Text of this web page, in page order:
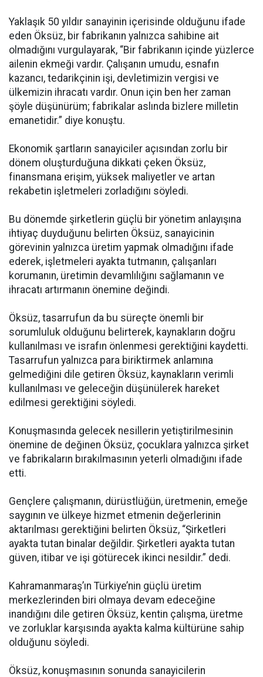
Yaklaşık 50 yıldır sanayinin içerisinde olduğunu ifade
eden Öksüz, bir fabrikanın yalnızca sahibine ait
olmadığını vurgulayarak, “Bir fabrikanın içinde yüzlerce
ailenin ekmeği vardır. Çalışanın umudu, esnafın
kazancı, tedarikçinin işi, devletimizin vergisi ve
ülkemizin ihracatı vardır. Onun için ben her zaman
şöyle düşünürüm; fabrikalar aslında bizlere milletin
emanetidir.” diye konuştu.
Ekonomik şartların sanayiciler açısından zorlu bir
dönem oluşturduğuna dikkati çeken Öksüz,
finansmana erişim, yüksek maliyetler ve artan
rekabetin işletmeleri zorladığını söyledi.
Bu dönemde şirketlerin güçlü bir yönetim anlayışına
ihtiyaç duyduğunu belirten Öksüz, sanayicinin
görevinin yalnızca üretim yapmak olmadığını ifade
ederek, işletmeleri ayakta tutmanın, çalışanları
korumanın, üretimin devamlılığını sağlamanın ve
ihracatı artırmanın önemine değindi.
Öksüz, tasarrufun da bu süreçte önemli bir
sorumluluk olduğunu belirterek, kaynakların doğru
kullanılması ve israfın önlenmesi gerektiğini kaydetti.
Tasarrufun yalnızca para biriktirmek anlamına
gelmediğini dile getiren Öksüz, kaynakların verimli
kullanılması ve geleceğin düşünülerek hareket
edilmesi gerektiğini söyledi.
Konuşmasında gelecek nesillerin yetiştirilmesinin
önemine de değinen Öksüz, çocuklara yalnızca şirket
ve fabrikaların bırakılmasının yeterli olmadığını ifade
etti.
Gençlere çalışmanın, dürüstlüğün, üretmenin, emeğe
saygının ve ülkeye hizmet etmenin değerlerinin
aktarılması gerektiğini belirten Öksüz, “Şirketleri
ayakta tutan binalar değildir. Şirketleri ayakta tutan
güven, itibar ve işi götürecek ikinci nesildir.” dedi.
Kahramanmaraş’ın Türkiye’nin güçlü üretim
merkezlerinden biri olmaya devam edeceğine
inandığını dile getiren Öksüz, kentin çalışma, üretme
ve zorluklar karşısında ayakta kalma kültürüne sahip
olduğunu söyledi.
Öksüz, konuşmasının sonunda sanayicilerin